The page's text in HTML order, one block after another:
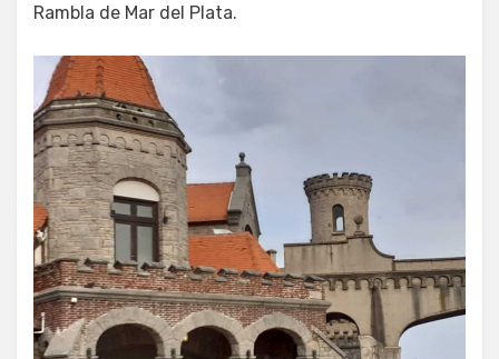
Rambla de Mar del Plata.